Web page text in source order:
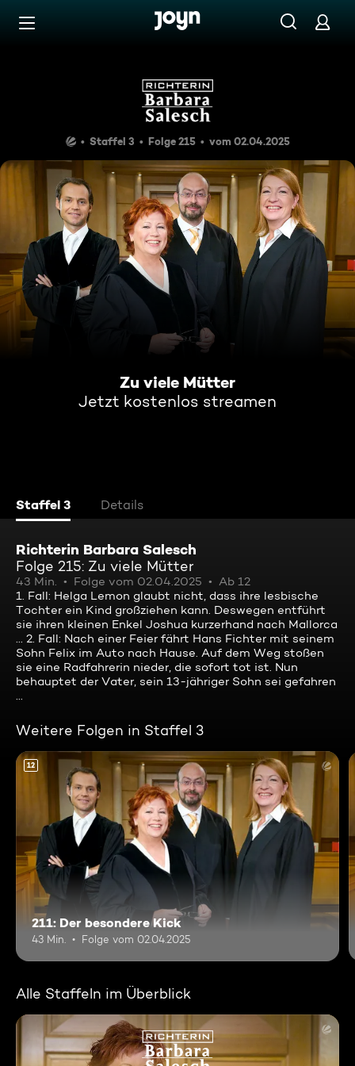
Zum Inhalt springen
Zu viele Mütter
Staffel 3 Folge 215 vom 02.04.2025
Zu viele Mütter
Jetzt kostenlos streamen
Staffel 3 Details
Richterin Barbara Salesch
Folge 215: Zu viele Mütter
43 Min. Folge vom 02.04.2025
Ab 12
1. Fall: Helga Lemon glaubt nicht, dass ihre lesbische
Tochter ein Kind großziehen kann. Deswegen entführt
sie ihren kleinen Enkel Joshua kurzerhand nach Mallorca
... 2. Fall: Nach einer Feier fährt Hans Fichter mit seinem
Sohn Felix im Auto nach Hause. Auf dem Weg stoßen
sie eine Radfahrerin nieder, die sofort tot ist. Nun
behauptet der Vater, sein 13-jähriger Sohn sei gefahren
...
Weitere Folgen in Staffel 3
12
211: Der besondere Kick
43 Min. Folge vom 02.04.2025
Alle Staffeln im Überblick